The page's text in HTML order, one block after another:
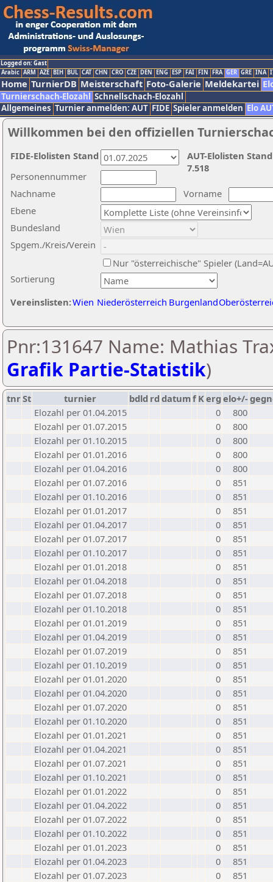
Logged on: Gast
Arabic ARM AZE BIH BUL CAT CHN CRO CZE DEN ENG ESP FAI FIN FRA GER GRE INA
Home TurnierDB Meisterschaft Foto-Galerie Meldekartei
Turnierschach-Elozahl Schnellschach-Elozahl
Allgemeines Turnier anmelden: AUT FIDE Spieler anmelden Elo
Willkommen bei den offiziellen
Nachname
Vorname
Ebene
Sortierung
Personennummer
Bundesland
Spgem./Kreis/Verein
Nur "österreichische" Spieler
Vereinslisten:Wien Niederösterreich Burgenland
AUT-Elolisten
7.518
FIDE-Elolisten Stand
Pnr:131647 Name: Mathias
Grafik Partie-Statistik)
tnrSt turnier bdld rd datumf Kerg elo+/-
Elozahl per 01.04.2015
0
800
Elozahl per 01.07.2015
0
800
Elozahl per 01.10.2015
0
800
Elozahl per 01.01.2016
0
800
Elozahl per 01.04.2016
0
800
Elozahl per 01.07.2016
0
851
Elozahl per 01.10.2016
0
851
Elozahl per 01.01.2017
0
851
Elozahl per 01.04.2017
0
851
Elozahl per 01.07.2017
0
851
Elozahl per 01.10.2017
0
851
Elozahl per 01.01.2018
0
851
Elozahl per 01.04.2018
0
851
Elozahl per 01.07.2018
0
851
Elozahl per 01.10.2018
0
851
Elozahl per 01.01.2019
0
851
Elozahl per 01.04.2019
0
851
Elozahl per 01.07.2019
0
851
Elozahl per 01.10.2019
0
851
Elozahl per 01.01.2020
0
851
Elozahl per 01.04.2020
0
851
Elozahl per 01.07.2020
0
851
Elozahl per 01.10.2020
0
851
Elozahl per 01.01.2021
0
851
Elozahl per 01.04.2021
0
851
Elozahl per 01.07.2021
0
851
Elozahl per 01.10.2021
0
851
Elozahl per 01.01.2022
0
851
Elozahl per 01.04.2022
0
851
Elozahl per 01.07.2022
0
851
Elozahl per 01.10.2022
0
851
Elozahl per 01.01.2023
0
851
Elozahl per 01.04.2023
0
851
Elozahl per 01.07.2023
0
851